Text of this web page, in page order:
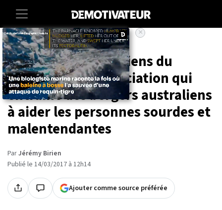
Accueil Animaux
Découvrez « Les Chiens du
Silence », une association qui
entraîne des bergers australiens
à aider les personnes sourdes et
malentendantes
ParJérémy Birien
Publié le 14/03/2017 à 12h14
Ajouter comme source préférée
×